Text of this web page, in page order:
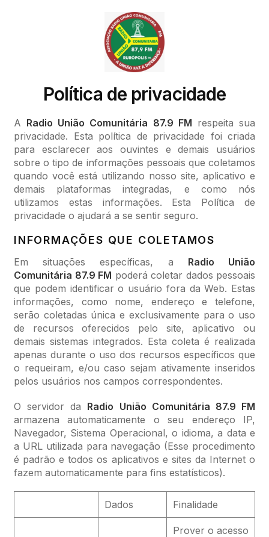
Política de privacidade
A Radio União Comunitária 87.9 FM respeita sua
privacidade. Esta política de privacidade foi criada
para esclarecer aos ouvintes e demais usuários
sobre o tipo de informações pessoais que coletamos
quando você está utilizando nosso site, aplicativo e
demais plataformas integradas, e como nós
utilizamos estas informações. Esta Política de
privacidade o ajudará a se sentir seguro.
INFORMAÇÕES QUE COLETAMOS
Em situações específicas, a Radio União
Comunitária 87.9 FM poderá coletar dados pessoais
que podem identificar o usuário fora da Web. Estas
informações, como nome, endereço e telefone,
serão coletadas única e exclusivamente para o uso
de recursos oferecidos pelo site, aplicativo ou
demais sistemas integrados. Esta coleta é realizada
apenas durante o uso dos recursos específicos que
o requeiram, e/ou caso sejam ativamente inseridos
pelos usuários nos campos correspondentes.
O servidor da Radio União Comunitária 87.9 FM
armazena automaticamente o seu endereço IP,
Navegador, Sistema Operacional, o idioma, a data e
a URL utilizada para navegação (Esse procedimento
é padrão e todos os aplicativos e sites da Internet o
fazem automaticamente para fins estatísticos).
Dados Finalidade
Prover o acesso